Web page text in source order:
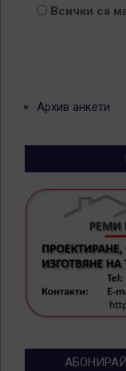
Всички са
Архив анкети